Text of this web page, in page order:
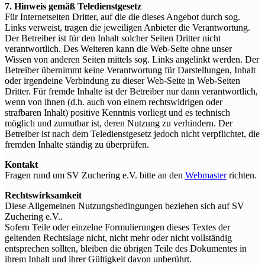
7. Hinweis gemäß Teledienstgesetz
Für Internetseiten Dritter, auf die die dieses Angebot durch sog.
Links verweist, tragen die jeweiligen Anbieter die Verantwortung.
Der Betreiber ist für den Inhalt solcher Seiten Dritter nicht
verantwortlich. Des Weiteren kann die Web-Seite ohne unser
Wissen von anderen Seiten mittels sog. Links angelinkt werden. Der
Betreiber übernimmt keine Verantwortung für Darstellungen, Inhalt
oder irgendeine Verbindung zu dieser Web-Seite in Web-Seiten
Dritter. Für fremde Inhalte ist der Betreiber nur dann verantwortlich,
wenn von ihnen (d.h. auch von einem rechtswidrigen oder
strafbaren Inhalt) positive Kenntnis vorliegt und es technisch
möglich und zumutbar ist, deren Nutzung zu verhindern. Der
Betreiber ist nach dem Teledienstgesetz jedoch nicht verpflichtet, die
fremden Inhalte ständig zu überprüfen.
Kontakt
Fragen rund um SV Zuchering e.V. bitte an den Webmasterrichten.
Rechtswirksamkeit
Diese Allgemeinen Nutzungsbedingungen beziehen sich auf SV
Zuchering e.V..
Sofern Teile oder einzelne Formulierungen dieses Textes der
geltenden Rechtslage nicht, nicht mehr oder nicht vollständig
entsprechen sollten, bleiben die übrigen Teile des Dokumentes in
ihrem Inhalt und ihrer Gültigkeit davon unberührt.